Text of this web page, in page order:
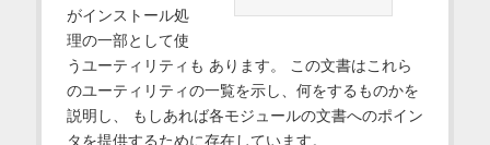
がインストール処
理の一部として使
うユーティリティも あります。 この文書はこれら
のユーティリティの一覧を示し、何をするものかを
説明し、 もしあれば各モジュールの文書へのポイン
タを提供するために存在しています。